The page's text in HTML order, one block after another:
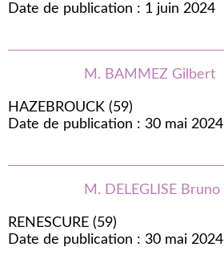
Date de publication : 1 juin 2024
M. BAMMEZ Gilbert
HAZEBROUCK (59)
Date de publication : 30 mai 2024
M. DELEGLISE Bruno
RENESCURE (59)
Date de publication : 30 mai 2024